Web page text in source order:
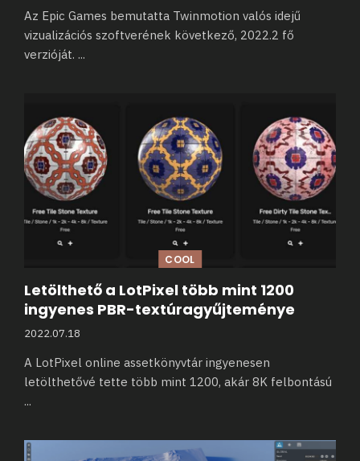
Az Epic Games bemutatta Twinmotion valós idejű
vizualizációs szoftverének következő, 2022.2 fő
verzióját. ...
COOL
Letölthető a LotPixel több mint 1200
ingyenes PBR-textúragyűjteménye
2022.07.18
A LotPixel online assetkönyvtár ingyenesen
letölthetővé tette több mint 1200, akár 8K felbontású
...